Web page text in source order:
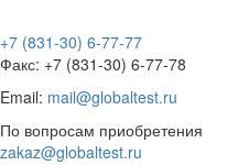
+7 (831-30) 6-77-77
Факс: +7 (831-30) 6-77-78
Email: mail@globaltest.ru
По вопросам приобретения
zakaz@globaltest.ru